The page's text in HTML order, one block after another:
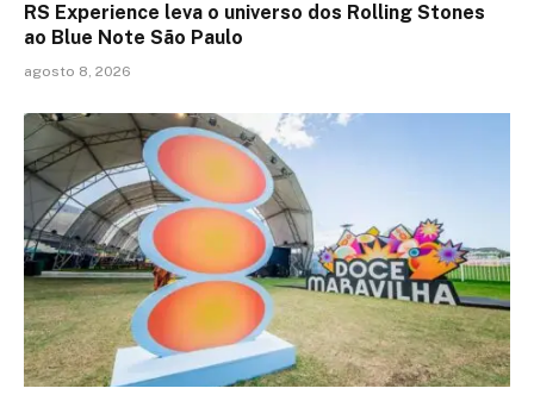
RS Experience leva o universo dos Rolling Stones
ao Blue Note São Paulo
agosto 8, 2026